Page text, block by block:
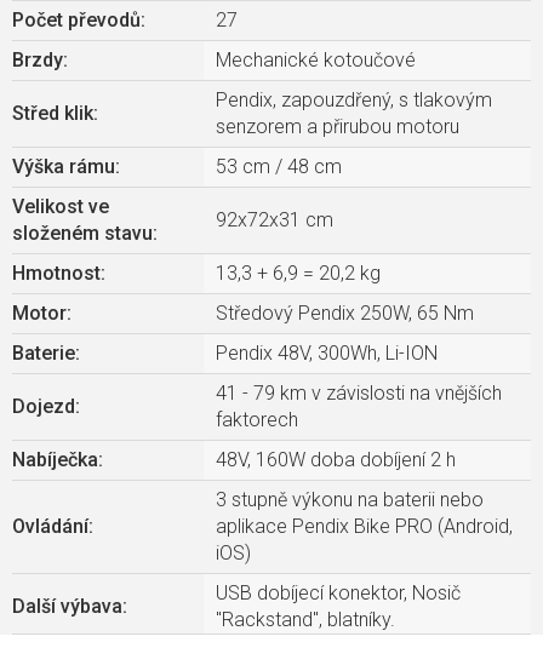
Počet převodů:
27
Brzdy: Mechanické kotoučové
Střed klik:
Pendix, zapouzdřený, s tlakovým
senzorem a přirubou motoru
Výška rámu:
53 cm / 48 cm
Velikost ve
složeném stavu:
92x72x31 cm
Hmotnost:
13,3 + 6,9 = 20,2 kg
Motor:
Středový Pendix 250W, 65 Nm
Baterie: Pendix 48V, 300Wh, Li-ION
Dojezd:
41 - 79 km v závislosti na vnějších
faktorech
Nabíječka: 48V, 160W doba dobíjení 2 h
Ovládání:
3 stupně výkonu na baterii nebo
aplikace Pendix Bike PRO (Android,
iOS)
Další výbava:
USB dobíjecí konektor, Nosič
"Rackstand", blatníky.